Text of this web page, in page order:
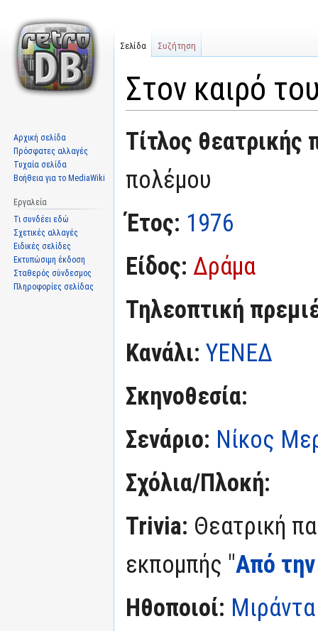
Στον καιρό
Μετάβαση
στην
Πήδηση
στην
Τίτλος θεατρικής
πολέμου
Έτος: 1976
Είδος: Δράμα
Τηλεοπτική
Κανάλι: ΥΕΝΕΔ
Σκηνοθεσία:
Σενάριο: Νίκος
Σχόλια/Πλοκή:
Trivia: Θεατρική
εκπομπής "Από
Ηθοποιοί:
Σελίδα Συζήτηση
Αρχική σελίδα
Πρόσφατες αλλαγές
Τυχαία σελίδα
Βοήθεια για το MediaWiki
Εργαλεία
Τι συνδέει εδώ
Σχετικές αλλαγές
Ειδικές σελίδες
Εκτυπώσιμη έκδοση
Σταθερός σύνδεσμος
Πληροφορίες σελίδας